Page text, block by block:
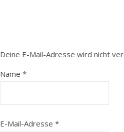
Deine E-Mail-Adresse wird nicht
Name *
E-Mail-Adresse *